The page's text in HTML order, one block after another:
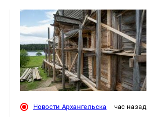
Новости Архангельска час назад